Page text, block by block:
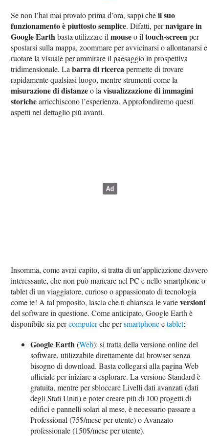
Se non l’hai mai provato prima d’ora, sappi cheil suo
funzionamento è piuttosto semplice. Difatti, pernavigare in
Google Earthbasta utilizzare ilmouseo iltouch-screenper
spostarsi sulla mappa, zoommare per avvicinarsi o allontanarsi e
ruotare la visuale per ammirare il paesaggio in prospettiva
tridimensionale. Labarra di ricercapermette di trovare
rapidamente qualsiasi luogo, mentre strumenti come la
misurazione di distanzeo lavisualizzazione di immagini
storichearricchiscono l’esperienza. Approfondiremo questi
aspetti nel dettaglio più avanti.
Insomma, come avrai capito, si tratta di un’applicazione davvero
interessante, che non può mancare nel PC e nello smartphone o
tablet di un viaggiatore, curioso o appassionato di tecnologia
come te! A tal proposito, lascia che ti chiarisca le varieversioni
del software in questione. Come anticipato, Google Earth è
disponibile sia percomputerche persmartphoneetablet:
Google Earth(Web): si tratta della versione online del
software, utilizzabile direttamente dal browser senza
bisogno di download. Basta collegarsi alla pagina Web
ufficiale per iniziare a esplorare. La versione Standard è
gratuita, mentre per sbloccare Livelli dati avanzati (dati
degli Stati Uniti) e poter creare più di 100 progetti di
edifici e pannelli solari al mese, è necessario passare a
Professional (75$/mese per utente) o Avanzato
professionale (150$/mese per utente).